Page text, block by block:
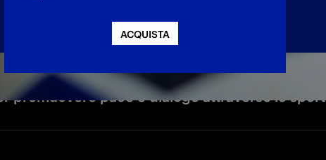
promuovere pace e dialogo attraverso lo sport
ACQUISTA